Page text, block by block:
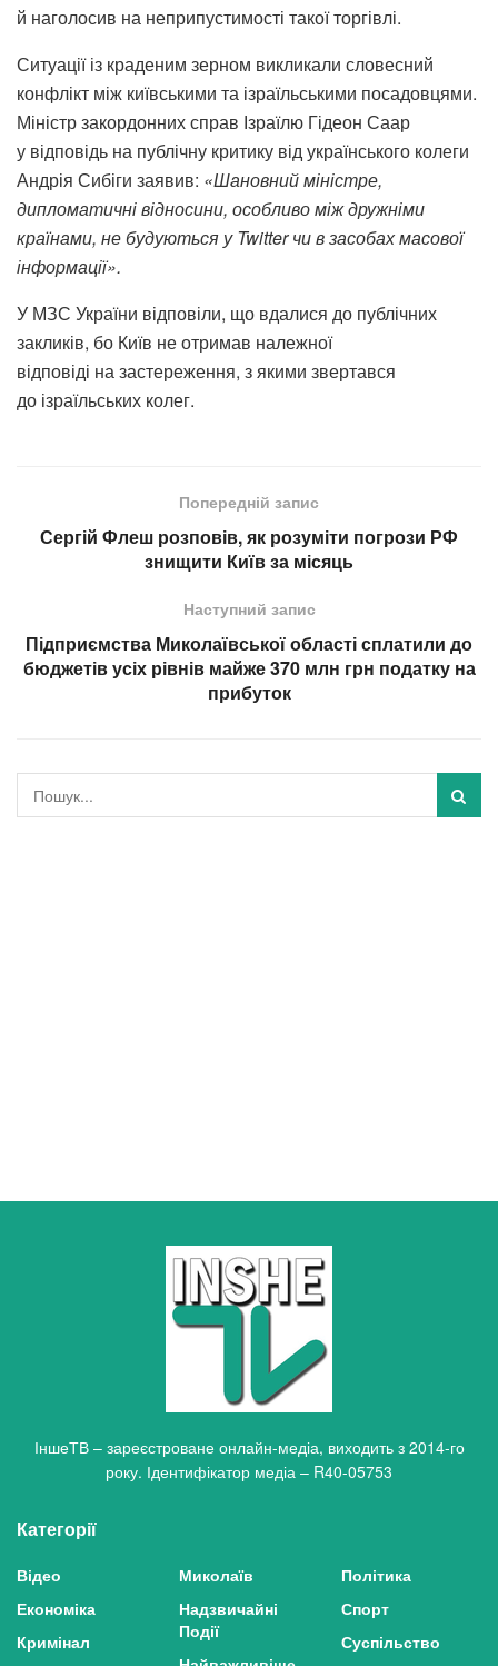
й наголосив на неприпустимості такої торгівлі.
Ситуації із краденим зерном викликали словесний
конфлікт між київськими та ізраїльськими посадовцями.
Міністр закордонних справ Ізраїлю Гідеон Саар
у відповідь на публічну критику від українського колеги
Андрія Сибіги заявив: «Шановний міністре,
дипломатичні відносини, особливо між дружніми
країнами, не будуються у Twitter чи в засобах масової
інформації».
У МЗС України відповіли, що вдалися до публічних
закликів, бо Київ не отримав належної
відповіді на застереження, з якими звертався
до ізраїльських колег.
Попередній запис
Сергій Флеш розповів, як розуміти погрози РФ
знищити Київ за місяць
Наступний запис
Підприємства Миколаївської області сплатили до
бюджетів усіх рівнів майже 370 млн грн податку на
прибуток
ІншеТВ – зареєстроване онлайн-медіа, виходить з 2014-го
року. Ідентифікатор медіа – R40-05753
Категорії
Відео
Економіка
Кримінал
Миколаїв
Надзвичайні
Події
Політика
Спорт
Суспільство